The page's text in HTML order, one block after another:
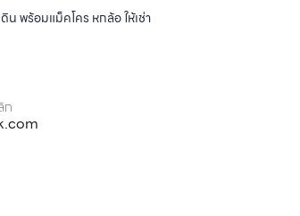
พร้อมแม็คโคร หกล้อ ให้เช่า
ก